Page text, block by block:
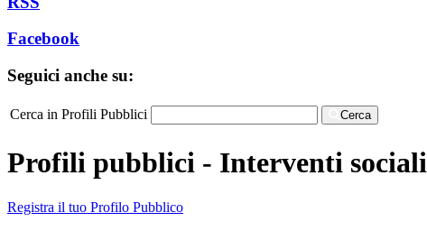
Facebook
Seguici anche su:
Cerca in Profili Pubblici Cerca
Profili pubblici - Interventi sociali
Registra il tuo Profilo Pubblico